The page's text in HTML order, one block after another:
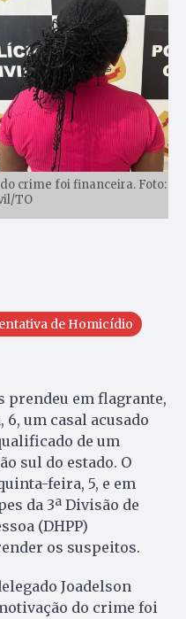
crime foi financeira. Foto:
TO
de Homicídio
prendeu em flagrante,
um casal acusado
de um
sul do estado. O
feira, 5, e em
da 3ª Divisão de
(DHPP)
os suspeitos.
Joadelson
do crime foi